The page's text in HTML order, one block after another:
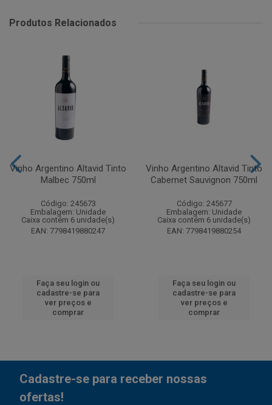
Produtos Relacionados
Vinho Argentino Altavid Tinto
Malbec 750ml
Código: 245673
Embalagem: Unidade
Caixa contém 6 unidade(s)
EAN: 7798419880247
Faça seu login ou
cadastre-se para
ver preços e
comprar
Vinho Argentino Altavid Tinto
Cabernet Sauvignon 750ml
Código: 245677
Embalagem: Unidade
Caixa contém 6 unidade(s)
EAN: 7798419880254
Faça seu login ou
cadastre-se para
ver preços e
comprar
Cadastre-se para receber nossas
ofertas!